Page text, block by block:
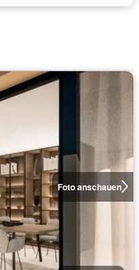
Foto anschauen